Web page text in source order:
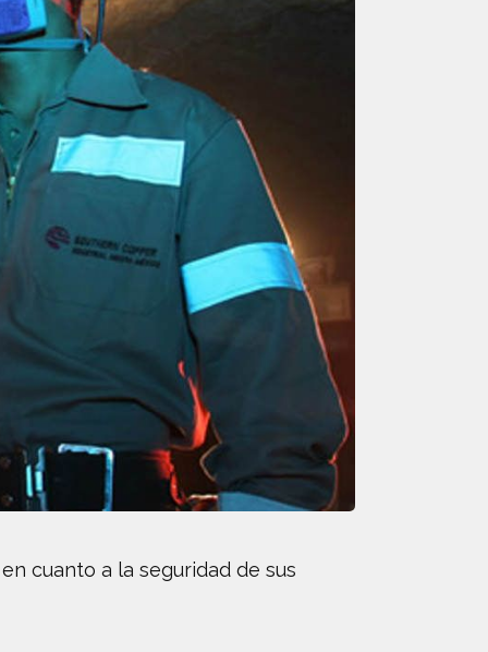
cuanto a la seguridad de sus